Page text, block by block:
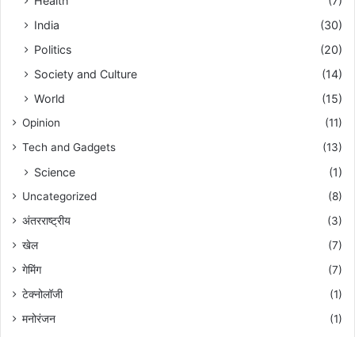
India
(30)
Politics
(20)
Society and Culture
(14)
World
(15)
Opinion
(11)
Tech and Gadgets
(13)
Science (1)
Uncategorized
(8)
अंतरराष्ट्रीय
(3)
खेल
(7)
गेमिंग
(7)
टेक्नोलॉजी
(1)
मनोरंजन
(1)